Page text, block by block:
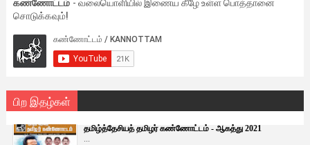
சொடுக்கவும்!
பிற இதழ்கள்
தமிழ்த்தேசியத் தமிழர் கண்ணோட்டம் - ஆகத்து 2021
...